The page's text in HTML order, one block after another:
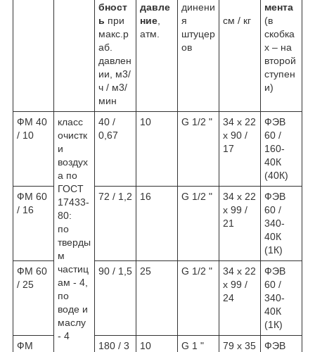
бност
ь при
макс.р
аб.
давлен
ии, м3/
ч / м3/
мин
давле
ние
атм.
динени
я
штуцер
ов
см / кг
мента
(в
скобка
х – на
второй
ступен
и)
ФМ 40
/ 10
класс
очистк
и
воздух
а по
ГОСТ
17433-
80:
по
тверды
м
частиц
ам - 4,
по
воде и
маслу
- 4
40 /
0,67
10 G 1/2 "
34 х 22
х 90 /
17
ФЭВ
60 /
160-
40К
(40К)
ФМ 60
/ 16
72 / 1,2 16 G 1/2 "
34 х 22
х 99 /
21
ФЭВ
60 /
340-
40К
(1К)
ФМ 60
/ 25
90 / 1,5 25 G 1/2 "
34 х 22
х 99 /
24
ФЭВ
60 /
340-
40К
(1К)
ФМ
180 / 3 10 G 1 "
79 х 35
ФЭВ